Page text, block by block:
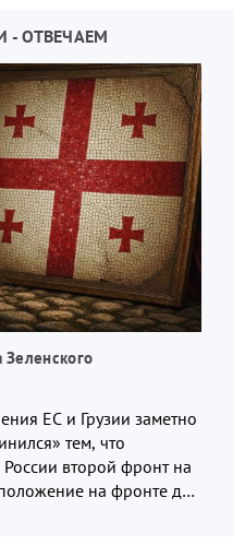
- ОТВЕЧАЕМ
Зеленского
ЕС и Грузии заметно
тем, что
России второй фронт на
на фронте для